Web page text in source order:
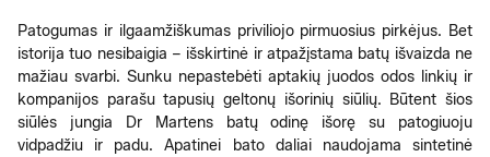
Patogumas ir ilgaamžiškumas priviliojo pirmuosius pirkėjus. Bet
istorija tuo nesibaigia – išskirtinė ir atpažįstama batų išvaizda ne
mažiau svarbi. Sunku nepastebėti aptakių juodos odos linkių ir
kompanijos parašu tapusių geltonų išorinių siūlių. Būtent šios
siūlės jungia Dr Martens batų odinę išorę su patogiuoju
vidpadžiu ir padu. Apatinei bato daliai naudojama sintetinė